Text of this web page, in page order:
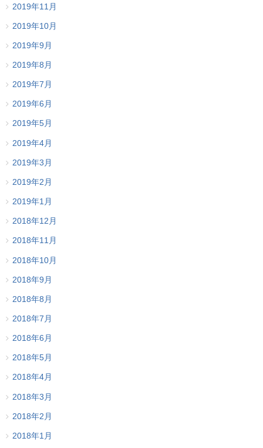
2019年11月
2019年10月
2019年9月
2019年8月
2019年7月
2019年6月
2019年5月
2019年4月
2019年3月
2019年2月
2019年1月
2018年12月
2018年11月
2018年10月
2018年9月
2018年8月
2018年7月
2018年6月
2018年5月
2018年4月
2018年3月
2018年2月
2018年1月